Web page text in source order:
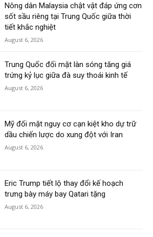
Nông dân Malaysia chật vật đáp ứng cơn
sốt sầu riêng tại Trung Quốc giữa thời
tiết khắc nghiệt
August 6, 2026
Trung Quốc đối mặt làn sóng tăng giá
trứng kỷ lục giữa đà suy thoái kinh tế
August 6, 2026
Mỹ đối mặt nguy cơ cạn kiệt kho dự trữ
dầu chiến lược do xung đột với Iran
August 6, 2026
Eric Trump tiết lộ thay đổi kế hoạch
trưng bày máy bay Qatari tặng
August 6, 2026